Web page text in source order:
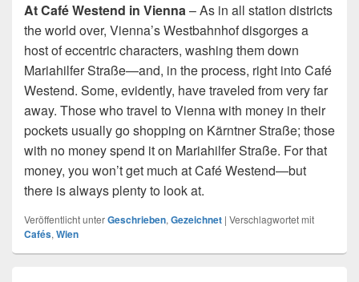
At Café Westend in Vienna– As in all station districts
the world over, Vienna’s Westbahnhof disgorges a
host of eccentric characters, washing them down
Mariahilfer Straße—and, in the process, right into Café
Westend. Some, evidently, have traveled from very far
away. Those who travel to Vienna with money in their
pockets usually go shopping on Kärntner Straße; those
with no money spend it on Mariahilfer Straße. For that
money, you won’t get much at Café Westend—but
there is always plenty to look at.
Veröffentlicht unterGeschrieben,Gezeichnet | Verschlagwortet mit
Cafés,Wien